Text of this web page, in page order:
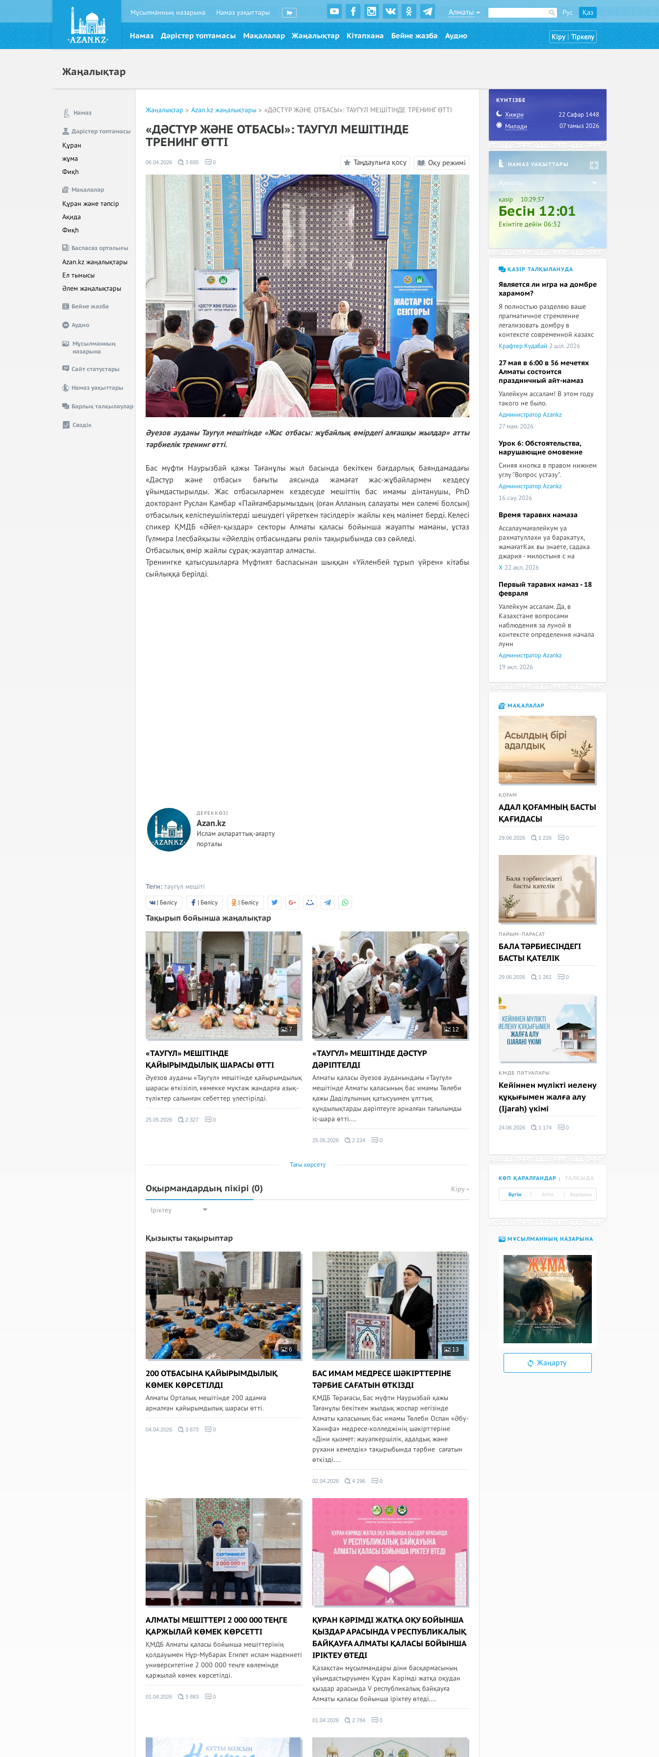
Мұсылманның назарына Намаз уақыттары Алматы Рус Қаз
Намаз Дәрістер топтамасы Мақалалар Жаңалықтар Кітапхана Бейне жазба Аудио Кіру | Тіркелу
Жаңалықтар
Намаз
Дәрістер топтамасы
Құран
жұма
Фиқһ
Мақалалар
Құран және тәпсір
Ақида
Фиқһ
Баспасөз орталығы
Azan.kz жаңалықтары
Ел тынысы
Әлем жаңалықтары
Бейне жазба
Аудио
Мұсылманның
назарына
Сайт статустары
Намаз уақыттары
Барлық талқылаулар
Сөздік
Жаңалықтар Azan.kz жаңалықтары «ДӘСТҮР ЖӘНЕ ОТБАСЫ»: ТАУГҮЛ МЕШІТІНДЕ ТРЕНИНГ ӨТТІ
«ДӘСТҮР ЖӘНЕ ОТБАСЫ»: ТАУГҮЛ МЕШІТІНДЕ
ТРЕНИНГ ӨТТІ
06.04.2026 3 695 0 Таңдаулыға қосу Оқу режимі
Әуезов ауданы Таугүл мешітінде «Жас отбасы: жұбайлық өмірдегі алғашқы жылдар» атты
тәрбиелік тренинг өтті.
Бас мүфти Наурызбай қажы Тағанұлы жыл басында бекіткен бағдарлық баяндамадағы
«Дәстүр және отбасы» бағыты аясында жамағат жас-жұбайлармен кездесу
ұйымдастырылды. Жас отбасылармен кездесуде мешіттің бас имамы дінтанушы, PhD
докторант Руслан Қамбар «Пайғамбарымыздың (оған Алланың салауаты мен сәлемі болсын)
отбасылық келіспеушіліктерді шешудегі үйреткен тәсілдері» жайлы кең мәлімет берді. Келесі
спикер ҚМДБ «Әйел-қыздар» секторы Алматы қаласы бойынша жауапты маманы, ұстаз
Гүлмира Ілесбайқызы «Әйелдің отбасындағы рөлі» тақырыбында сөз сөйледі.
Отбасылық өмір жайлы сұрақ-жауаптар алмасты.
Тренингке қатысушыларға Мүфтият баспасынан шыққан «Үйленбей тұрып үйрен» кітабы
сыйлыққа берілді.
ДЕРЕККӨЗІ
Azan.kz
Ислам ақпараттық-ағарту
порталы
Теги: таугүл мешіті
| Бөлісу | Бөлісу | Бөлісу
Тақырып бойынша жаңалықтар
7
«ТАУГҮЛ» МЕШІТІНДЕ
ҚАЙЫРЫМДЫЛЫҚ ШАРАСЫ ӨТТІ
Әуезов ауданы «Таугүл» мешітінде қайырымдылық
шарасы өткізіліп, көмекке мұқтаж жандарға азық-
түліктер салынған себеттер үлестірілді.
25.05.2026 2 327 0
12
«ТАУГҮЛ» МЕШІТІНДЕ ДӘСТҮР
ДӘРІПТЕЛДІ
Алматы қаласы Әуезов ауданындағы «Таугүл»
мешітінде Алматы қаласының бас имамы Төлеби
қажы Дәділұлының қатысуымен ұлттық
құндылықтарды дәріптеуге арналған тағылымды
іс-шара өтті....
25.05.2026 2 224 0
Тағы көрсету
Оқырмандардың пікірі (0) Кіру
Іріктеу
Қызықты тақырыптар
6
200 ОТБАСЫНА ҚАЙЫРЫМДЫЛЫҚ
КӨМЕК КӨРСЕТІЛДІ
Алматы Орталық мешітінде 200 адамға
арналған қайырымдылық шарасы өтті.
04.04.2026 3 873 0
13
БАС ИМАМ МЕДРЕСЕ ШӘКІРТТЕРІНЕ
ТӘРБИЕ САҒАТЫН ӨТКІЗДІ
ҚМДБ Төрағасы, Бас мүфти Наурызбай қажы
Тағанұлы бекіткен жылдық жоспар негізінде
Алматы қаласының бас имамы Төлеби Оспан «Әбу-
Ханифа» медресе-колледжінің шәкірттеріне
«Діни қызмет: жауапкершілік, адалдық және
рухани кемелдік» тақырыбында тәрбие сағатын
өткізді....
02.04.2026 4 296 0
АЛМАТЫ МЕШІТТЕРІ 2 000 000 ТЕҢГЕ
ҚАРЖЫЛАЙ КӨМЕК КӨРСЕТТІ
ҚМДБ Алматы қаласы бойынша мешіттерінің
қолдауымен Нұр-Мүбарак Египет ислам мәдениеті
университетіне 2 000 000 теңге көлемінде
қаржылай көмек көрсетілді.
01.04.2026 3 883 0
ҚҰРАН КӘРІМДІ ЖАТҚА ОҚУ БОЙЫНША
ҚЫЗДАР АРАСЫНДА V РЕСПУБЛИКАЛЫҚ
БАЙҚАУҒА АЛМАТЫ ҚАЛАСЫ БОЙЫНША
ІРІКТЕУ ӨТЕДІ
Қазақстан мұсылмандары діни басқармасының
ұйымдастыруымен Құран Кәрімді жатқа оқудан
қыздар арасында V республикалық байқауға
Алматы қаласы бойынша іріктеу өтеді....
01.04.2026 2 784 0
КҮНТІЗБЕ
Хижри
22 Сафар 1448
Миләди
07 тамыз 2026
НАМАЗ УАҚЫТТАРЫ
Алматы
қазір 10:29:38
Бесін 12:01
Екінтіге дейін 06:32
ҚАЗІР ТАЛҚЫЛАНУДА
Является ли игра на домбре
харамом?
Я полностью разделяю ваше
прагматичное стремление
легализовать домбру в
контексте современной казахс
Крафтер Кудабай 2 шіл. 2026
27 мая в 6:00 в 56 мечетях
Алматы состоится
праздничный айт-намаз
Уалейкум ассалам! В этом году
такого не было.
Администратор Azankz
27 мам. 2026
Урок 6: Обстоятельства,
нарушающие омовение
Синяя кнопка в правом нижнем
углу "Вопрос устазу".
Администратор Azankz
16 сәу. 2026
Время таравих намаза
Ассалаумағалейкум уа
рахматуллахи уа баракатух,
жамағатКак вы знаете, садака
джария - милостыня с на
X 22 ақп. 2026
Первый таравих намаз - 18
февраля
Уалейкум ассалам. Да, в
Казахстане вопросами
наблюдения за луной в
контексте определения начала
лунн
Администратор Azankz
19 ақп. 2026
МАҚАЛАЛАР
ҚОҒАМ
АДАЛ ҚОҒАМНЫҢ БАСТЫ
ҚАҒИДАСЫ
29.06.2026 1 226 0
ПАЙЫМ-ПАРАСАТ
БАЛА ТӘРБИЕСІНДЕГІ
БАСТЫ ҚАТЕЛІК
29.06.2026 1 261 0
ҚМДБ ПӘТУАЛАРЫ
Кейіннен мүлікті иелену
құқығымен жалға алу
(Ijarah) үкімі
24.06.2026 1 174 0
КӨП ҚАРАЛҒАНДАР ТАЛҚЫДА
Бүгін Апта Барлығы
МҰСЫЛМАННЫҢ НАЗАРЫНА
Жаңарту